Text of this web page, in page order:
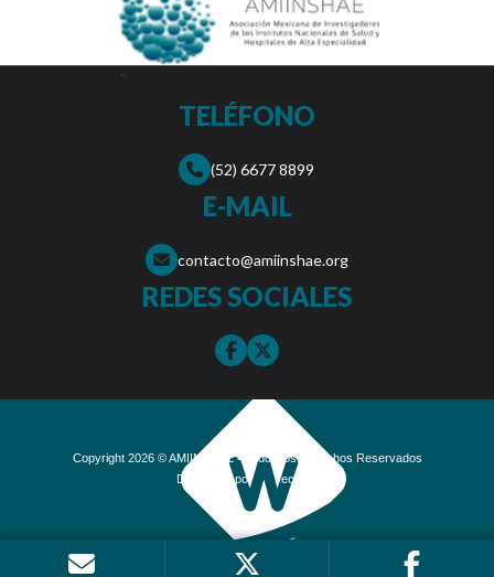
TELÉFONO
(52) 6677 8899
E-MAIL
contacto@amiinshae.org
REDES SOCIALES
Copyright 2026 © AMIINSHAE •
Todos los Derechos Reservados
Desarrollo por
TecWeb